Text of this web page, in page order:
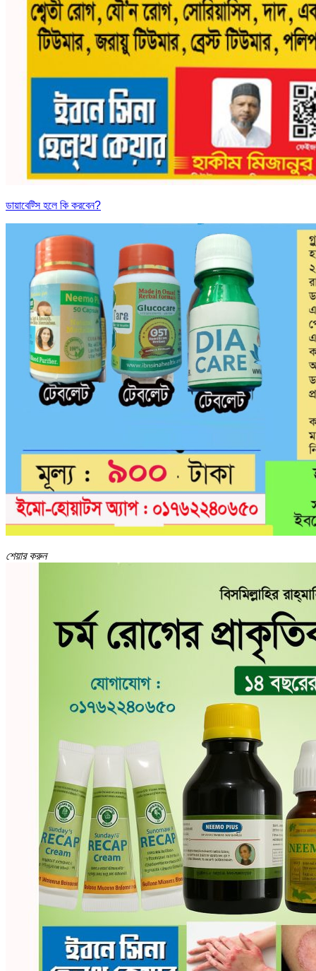
ডায়াবেট্সি হলে কি করবেন?
শেয়ার করুন